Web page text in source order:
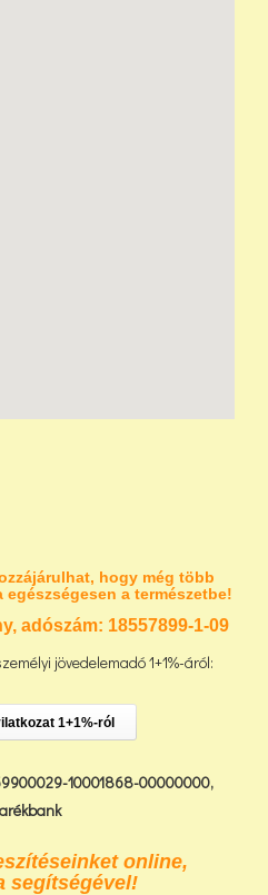
hogy még több
a természetbe!
adószám: 18557899-1-09
jövedelemadó 1+1%-áról:
1+1%-ról
10001868-00000000,
online,
segítségével!